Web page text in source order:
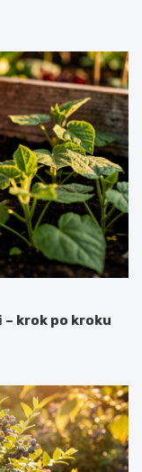
krok po kroku